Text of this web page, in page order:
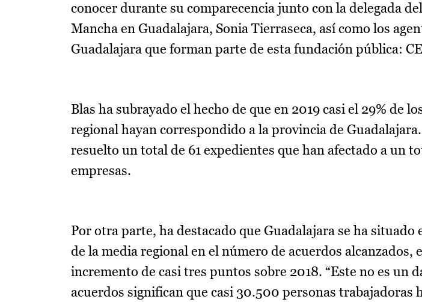
conocer durante su comparecencia junto con la delegada
Mancha en Guadalajara, Sonia Tierraseca, así como los
Guadalajara que forman parte de esta fundación pública:
Blas ha subrayado el hecho de que en 2019 casi el 29% de
regional hayan correspondido a la provincia de
resuelto un total de 61 expedientes que han afectado a un
empresas.
Por otra parte, ha destacado que Guadalajara se ha
de la media regional en el número de acuerdos
incremento de casi tres puntos sobre 2018. “Este no es un
acuerdos significan que casi 30.500 personas trabajadoras